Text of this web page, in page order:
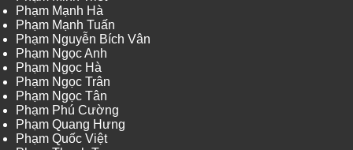
Phạm Mạnh Hà
Phạm Mạnh Tuấn
Phạm Nguyễn Bích Vân
Phạm Ngọc Anh
Phạm Ngọc Hà
Phạm Ngọc Trân
Phạm Ngọc Tân
Phạm Phú Cường
Phạm Quang Hưng
Phạm Quốc Việt